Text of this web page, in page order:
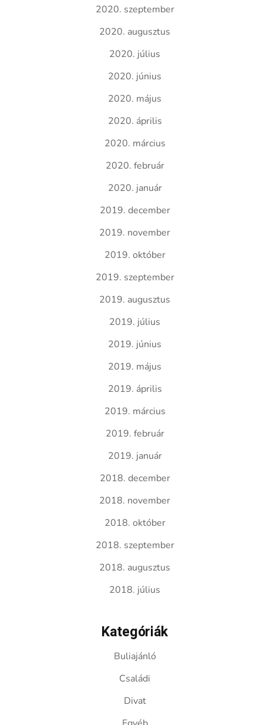
2020. szeptember
2020. augusztus
2020. július
2020. június
2020. május
2020. április
2020. március
2020. február
2020. január
2019. december
2019. november
2019. október
2019. szeptember
2019. augusztus
2019. július
2019. június
2019. május
2019. április
2019. március
2019. február
2019. január
2018. december
2018. november
2018. október
2018. szeptember
2018. augusztus
2018. július
Kategóriák
Buliajánló
Családi
Divat